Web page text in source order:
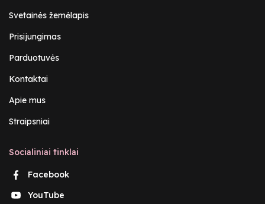
Svetainės žemėlapis
Prisijungimas
Parduotuvės
Kontaktai
Apie mus
Straipsniai
Socialiniai tinklai
Facebook
YouTube